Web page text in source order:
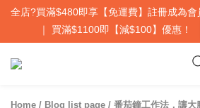
Home / Blog list page / 番茄鐘工作法，讓大
全店?買滿$480即享【免運費】註冊成為
｜ 買滿$1100即【減$100】優惠！